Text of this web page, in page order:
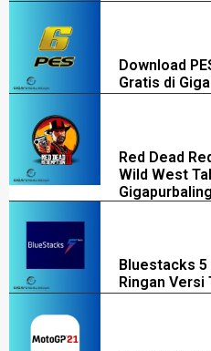
Download
Gratis di
Red Dead
Wild West
Bluestacks 5
Ringan Versi